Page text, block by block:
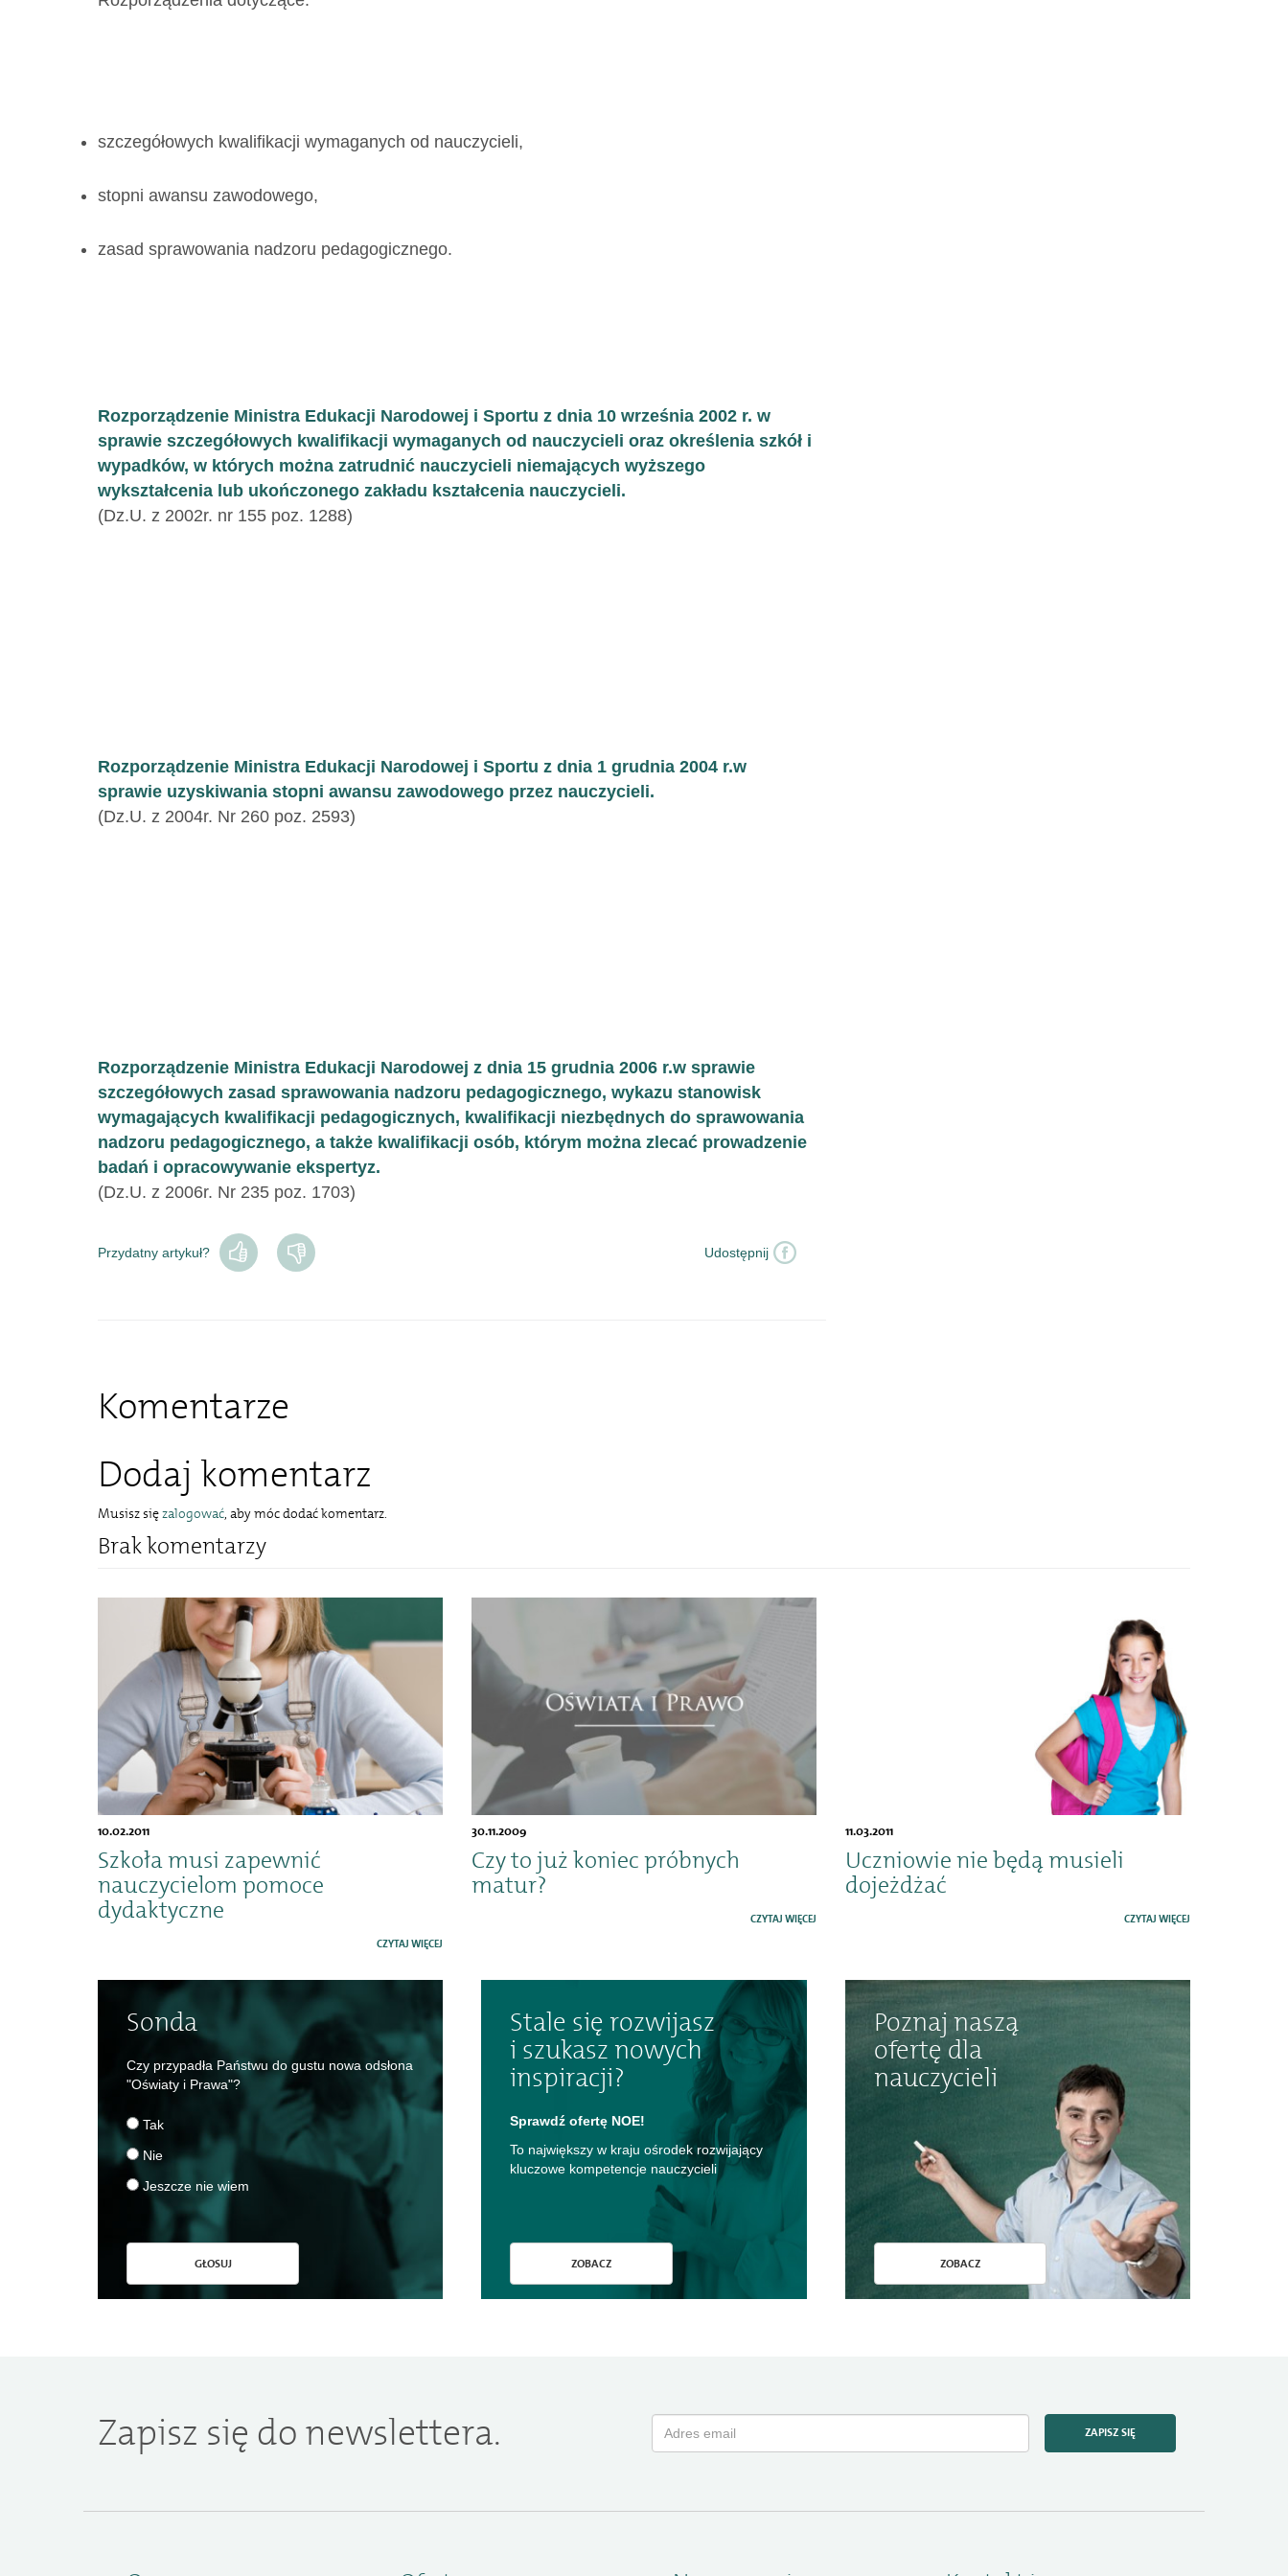
szczegółowych kwalifikacji wymaganych od nauczycieli,
stopni awansu zawodowego,
zasad sprawowania nadzoru pedagogicznego.
Rozporządzenie Ministra Edukacji Narodowej i Sportu z dnia 10 września 2002 r. w
sprawie szczegółowych kwalifikacji wymaganych od nauczycieli oraz określenia szkół i
wypadków, w których można zatrudnić nauczycieli niemających wyższego
wykształcenia lub ukończonego zakładu kształcenia nauczycieli.
(Dz.U. z 2002r. nr 155 poz. 1288)
Rozporządzenie Ministra Edukacji Narodowej i Sportu z dnia 1 grudnia 2004 r.w
sprawie uzyskiwania stopni awansu zawodowego przez nauczycieli.
(Dz.U. z 2004r. Nr 260 poz. 2593)
Rozporządzenie Ministra Edukacji Narodowej z dnia 15 grudnia 2006 r.w sprawie
szczegółowych zasad sprawowania nadzoru pedagogicznego, wykazu stanowisk
wymagających kwalifikacji pedagogicznych, kwalifikacji niezbędnych do sprawowania
nadzoru pedagogicznego, a także kwalifikacji osób, którym można zlecać prowadzenie
badań i opracowywanie ekspertyz.
(Dz.U. z 2006r. Nr 235 poz. 1703)
Przydatny artykuł? Udostępnij
Komentarze
Dodaj komentarz
Musisz sięzalogować, aby móc dodać komentarz.
Brak komentarzy
10.02.2011
Szkoła musi zapewnić
nauczycielom pomoce
dydaktyczne
CZYTAJ WIĘCEJ
30.11.2009
Czy to już koniec próbnych
matur?
CZYTAJ WIĘCEJ
11.03.2011
Uczniowie nie będą musieli
dojeżdżać
CZYTAJ WIĘCEJ
Sonda
Czy przypadła Państwu do gustu nowa odsłona
"Oświaty i Prawa"?
Tak
Nie
Jeszcze nie wiem
GŁOSUJ
Stale się rozwijasz
i szukasz nowych
inspiracji?
Sprawdź ofertę NOE!
To największy w kraju ośrodek rozwijający
kluczowe kompetencje nauczycieli
ZOBACZ
Poznaj naszą
ofertę dla
nauczycieli
ZOBACZ
Zapisz się do newslettera. ZAPISZ SIĘ